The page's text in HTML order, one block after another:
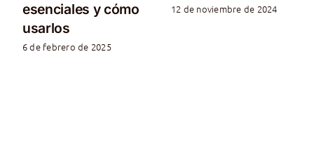
esenciales y cómo
usarlos
6 de febrero de 2025
12 de noviembre de 2024